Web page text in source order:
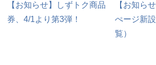
【お知らせ】しずトク商品
券、4/1より第3弾！
【お知ら
ぺージ新
覧）